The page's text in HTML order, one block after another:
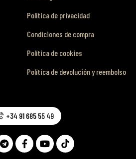
Política de privacidad
Condiciones de compra
Política de cookies
Política de devolución y reembolso
+34 91 685 55 49